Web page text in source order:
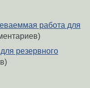
работа для
резервного